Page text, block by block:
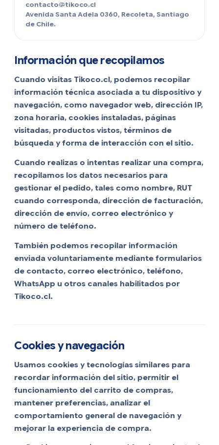
contacto@tikoco.cl
Avenida Santa Adela 0360, Recoleta, Santiago
de Chile.
Información que recopilamos
Cuando visitas Tikoco.cl, podemos recopilar
información técnica asociada a tu dispositivo y
navegación, como navegador web, dirección IP,
zona horaria, cookies instaladas, páginas
visitadas, productos vistos, términos de
búsqueda y forma de interacción con el sitio.
Cuando realizas o intentas realizar una compra,
recopilamos los datos necesarios para
gestionar el pedido, tales como nombre, RUT
cuando corresponda, dirección de facturación,
dirección de envío, correo electrónico y
número de teléfono.
También podemos recopilar información
enviada voluntariamente mediante formularios
de contacto, correo electrónico, teléfono,
WhatsApp u otros canales habilitados por
Tikoco.cl.
Cookies y navegación
Usamos cookies y tecnologías similares para
recordar información del sitio, permitir el
funcionamiento del carrito de compras,
mantener preferencias, analizar el
comportamiento general de navegación y
mejorar la experiencia de compra.